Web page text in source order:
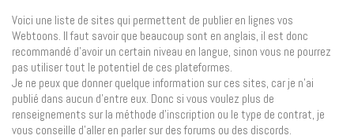
Voici une liste de sites qui permettent de publier en lignes vos
Webtoons. Il faut savoir que beaucoup sont en anglais, il est donc
recommandé d’avoir un certain niveau en langue, sinon vous ne pourrez
pas utiliser tout le potentiel de ces plateformes.
Je ne peux que donner quelque information sur ces sites, car je n’ai
publié dans aucun d’entre eux. Donc si vous voulez plus de
renseignements sur la méthode d’inscription ou le type de contrat, je
vous conseille d’aller en parler sur des forums ou des discords.